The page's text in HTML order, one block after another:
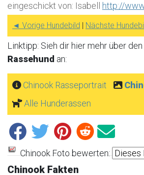
eingeschickt von: Isabell http://
◄ Vorige Hundebild Nächste
Linktipp: Sieh dir hier mehr über den
Rassehund an:
Chinook Rasseportrait
Alle Hunderassen
Chinook Foto bewerten:
Chinook Fakten